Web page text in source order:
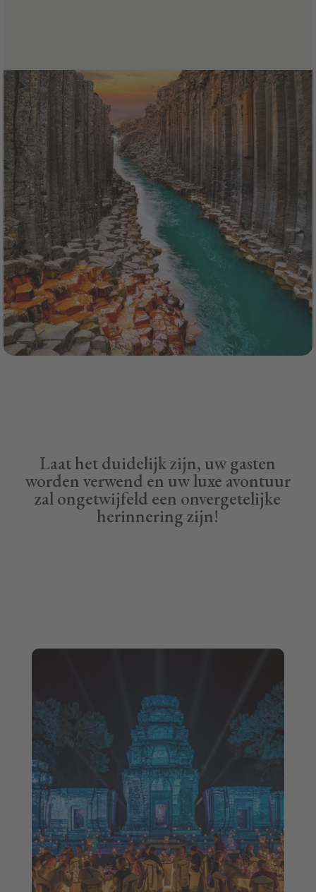
Laat het duidelijk zijn, uw gasten
worden verwend en uw luxe avontuur
zal ongetwijfeld een onvergetelijke
herinnering zijn!